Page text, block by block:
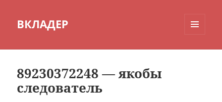
ВКЛАДЕР
89230372248 — якобы
следователь